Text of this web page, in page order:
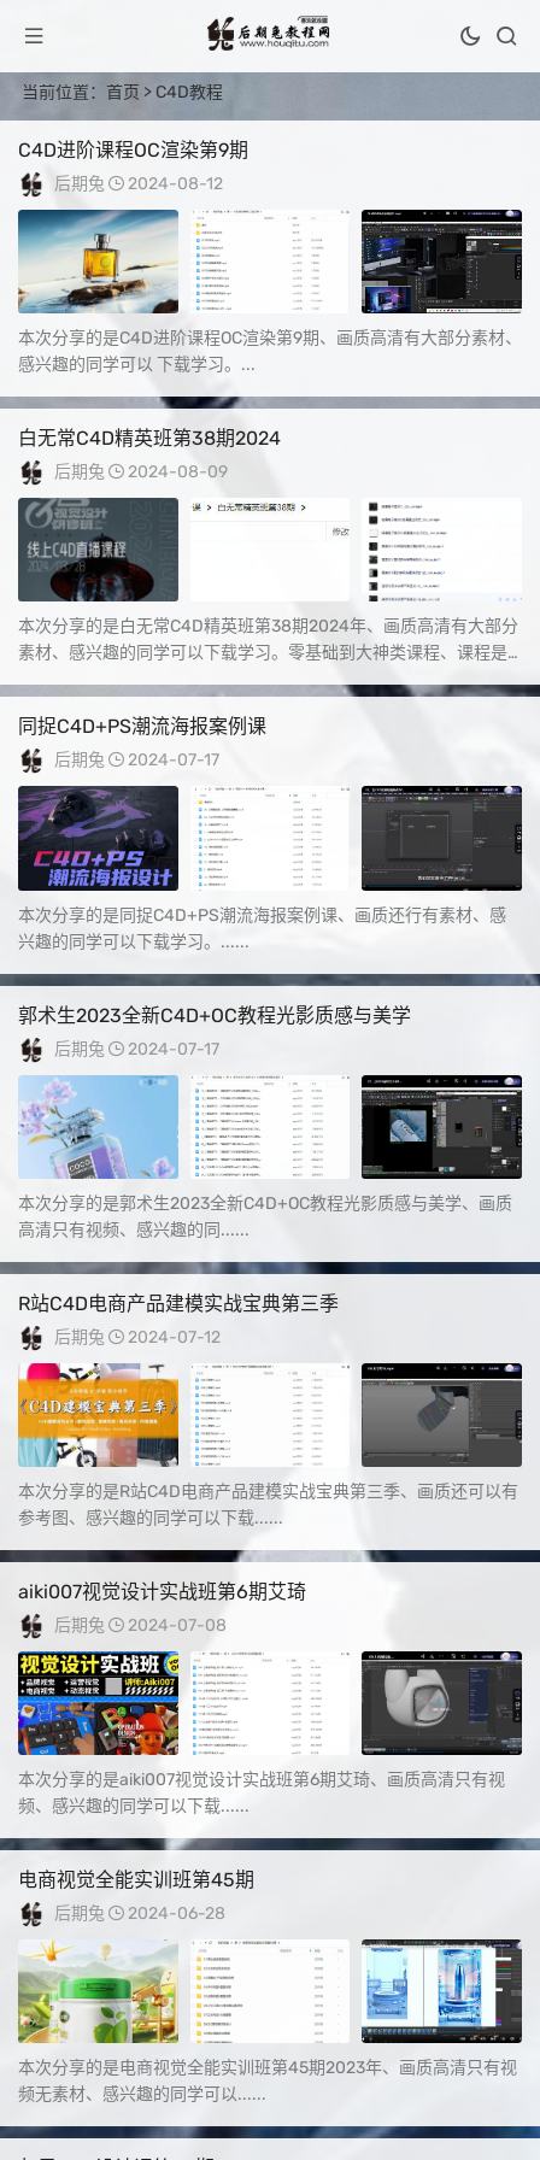
当前位置： 首页 > C4D教程
C4D进阶课程OC渲染第9期
后期兔 2024-08-12
本次分享的是C4D进阶课程OC渲染第9期、画质高清有大部分素材、
感兴趣的同学可以 下载学习。...
白无常C4D精英班第38期2024
后期兔 2024-08-09
本次分享的是白无常C4D精英班第38期2024年、画质高清有大部分
素材、感兴趣的同学可以下载学习。零基础到大神类课程、课程是
从零开始学的...
同捉C4D+PS潮流海报案例课
后期兔 2024-07-17
本次分享的是同捉C4D+PS潮流海报案例课、画质还行有素材、感
兴趣的同学可以下载学习。......
郭术生2023全新C4D+OC教程光影质感与美学
后期兔 2024-07-17
本次分享的是郭术生2023全新C4D+OC教程光影质感与美学、画质
高清只有视频、感兴趣的同......
R站C4D电商产品建模实战宝典第三季
后期兔 2024-07-12
本次分享的是R站C4D电商产品建模实战宝典第三季、画质还可以有
参考图、感兴趣的同学可以下载......
aiki007视觉设计实战班第6期艾琦
后期兔 2024-07-08
本次分享的是aiki007视觉设计实战班第6期艾琦、画质高清只有视
频、感兴趣的同学可以下载......
电商视觉全能实训班第45期
后期兔 2024-06-28
本次分享的是电商视觉全能实训班第45期2023年、画质高清只有视
频无素材、感兴趣的同学可以......